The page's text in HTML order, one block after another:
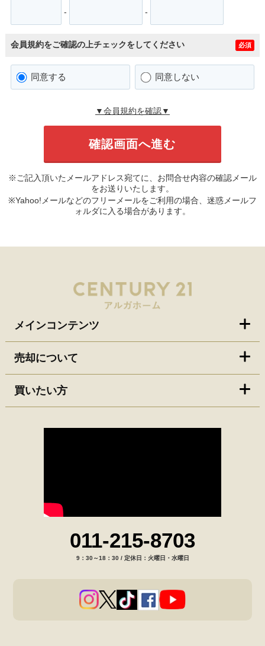
- -
会員規約をご確認の上チェックをしてください 必須
同意する 同意しない
▼会員規約を確認▼
※ご記入頂いたメールアドレス宛てに、お問合せ内容の確認メール
をお送りいたします。
※Yahoo!メールなどのフリーメールをご利用の場合、迷惑メールフ
ォルダに入る場合があります。
メインコンテンツ
売却について
買いたい方
011-215-8703
9：30～18：30 / 定休日：火曜日・水曜日